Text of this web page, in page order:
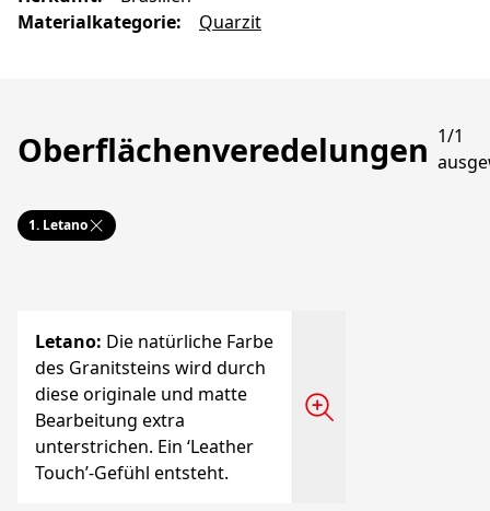
Materialkategorie: Quarzit
Oberflächenveredelungen 1/1
1. Letano
Letano: Die natürliche Farbe
des Granitsteins wird durch
diese originale und matte
Bearbeitung extra
unterstrichen. Ein ‘Leather
Touch’-Gefühl entsteht.